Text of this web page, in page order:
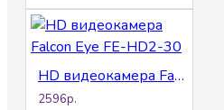
HD видеокамера Falcon Eye FE-HD2-30
2596р.